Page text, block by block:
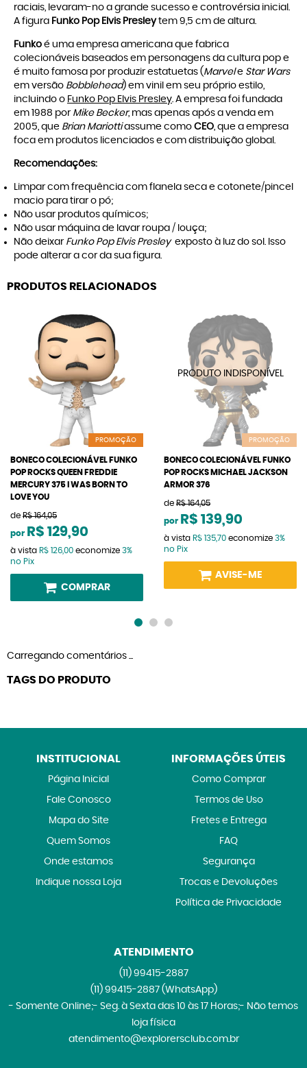
raciais, levaram-no a grande sucesso e controvérsia inicial.
A figura Funko Pop Elvis Presleytem 9,5 cm de altura.
Funko é uma empresa americana que fabrica
colecionáveis baseados em personagens da cultura pop e
é muito famosa por produzir estatuetas (Marvele Star Wars
em versão Bobblehead) em vinil em seu próprio estilo,
incluindo o Funko Pop Elvis Presley. A empresa foi fundada
em 1988 por Mike Becker, mas apenas após a venda em
2005, que Brian Mariottiassume como CEO, que a empresa
foca em produtos licenciados e com distribuição global.
Recomendações:
Limpar com frequência com flanela seca e cotonete/pincel
macio para tirar o pó;
Não usar produtos químicos;
Não usar máquina de lavar roupa / louça;
Não deixar Funko Pop Elvis Presley exposto à luz do sol. Isso
pode alterar a cor da sua figura.
PRODUTOS RELACIONADOS
PROMOÇÃO
BONECO COLECIONÁVEL FUNKO
POP ROCKS QUEEN FREDDIE
MERCURY 375 I WAS BORN TO
LOVE YOU
de R$ 164,05
por R$ 129,90
à vista R$ 126,00 economize 3%
no Pix
COMPRAR
PROMOÇÃO
BONECO COLECIONÁVEL FUNKO
POP ROCKS MICHAEL JACKSON
ARMOR 376
de R$ 164,05
por R$ 139,90
à vista R$ 135,70 economize 3%
no Pix
AVISE-ME
Carregando comentários ...
TAGS DO PRODUTO
INSTITUCIONAL
Página Inicial
Fale Conosco
Mapa do Site
Quem Somos
Onde estamos
Indique nossa Loja
INFORMAÇÕES ÚTEIS
Como Comprar
Termos de Uso
Fretes e Entrega
FAQ
Segurança
Trocas e Devoluções
Política de Privacidade
ATENDIMENTO
(11)99415-2887
(11)99415-2887 (WhatsApp)
- Somente Online;- Seg. à Sexta das 10 às 17 Horas;- Não temos
loja física
atendimento@explorersclub.com.br